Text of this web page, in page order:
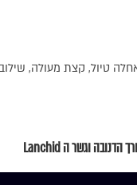
טיול, קצת מעולה,